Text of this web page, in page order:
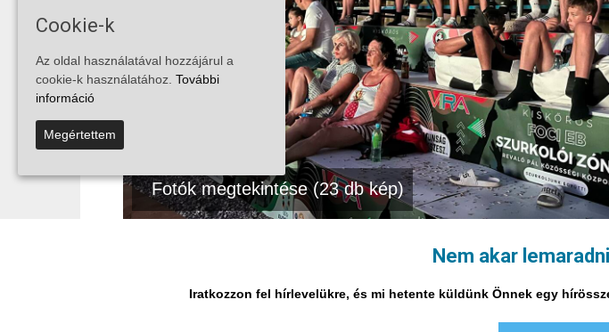
Nem akar
Iratkozzon fel hírlevelükre, és mi hetente küldünk Önnek egy
Fotók megtekintése (23 db kép)
Cookie-k
Az oldal használatával hozzájárul a
cookie-k használatához. További
információ
Megértettem